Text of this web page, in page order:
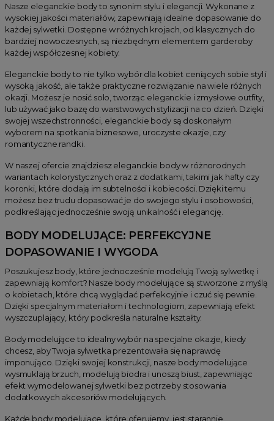
Nasze eleganckie body to synonim stylu i elegancji. Wykonane z
wysokiej jakości materiałów, zapewniają idealne dopasowanie do
każdej sylwetki. Dostępne w różnych krojach, od klasycznych do
bardziej nowoczesnych, są niezbędnym elementem garderoby
każdej współczesnej kobiety.
Eleganckie body to nie tylko wybór dla kobiet ceniących sobie styl i
wysoką jakość, ale także praktyczne rozwiązanie na wiele różnych
okazji. Możesz je nosić solo, tworząc eleganckie i zmysłowe outfity,
lub używać jako bazę do warstwowych stylizacji na co dzień. Dzięki
swojej wszechstronności, eleganckie body są doskonałym
wyborem na spotkania biznesowe, uroczyste okazje, czy
romantyczne randki.
W naszej ofercie znajdziesz eleganckie body w różnorodnych
wariantach kolorystycznych oraz z dodatkami, takimi jak hafty czy
koronki, które dodają im subtelności i kobiecości. Dzięki temu
możesz bez trudu dopasować je do swojego stylu i osobowości,
podkreślając jednocześnie swoją unikalność i elegancję.
BODY MODELUJĄCE: PERFEKCYJNE
DOPASOWANIE I WYGODA
Poszukujesz body, które jednocześnie modelują Twoją sylwetkę i
zapewniają komfort? Nasze body modelujące są stworzone z myślą
o kobietach, które chcą wyglądać perfekcyjnie i czuć się pewnie.
Dzięki specjalnym materiałom i technologiom, zapewniają efekt
wyszczuplający, który podkreśla naturalne kształty.
Body modelujące to idealny wybór na specjalne okazje, kiedy
chcesz, aby Twoja sylwetka prezentowała się naprawdę
imponująco. Dzięki swojej konstrukcji, nasze body modelujące
wysmuklają brzuch, modelują biodra i unoszą biust, zapewniając
efekt wymodelowanej sylwetki bez potrzeby stosowania
dodatkowych akcesoriów modelujących.
Każde body modelujące, które oferujemy, jest starannie